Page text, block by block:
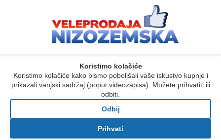
Koristimo kolačiće
Koristimo kolačiće kako bismo poboljšali vaše iskustvo kupnje i
prikazali vanjski sadržaj (poput videozapisa). Možete prihvatiti ili
odbiti.
Odbij
Prihvati